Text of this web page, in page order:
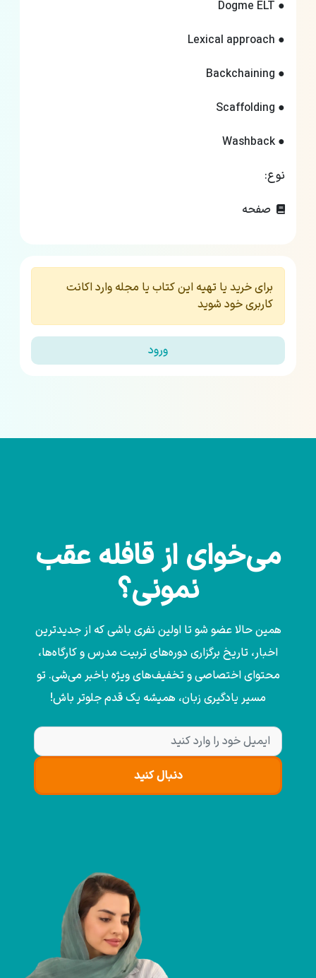
● Dogme ELT
● Lexical approach
● Backchaining
● Scaffolding
● Washback
نوع:
صفحه
برای خرید یا تهیه این کتاب یا مجله وارد اکانت
کاربری خود شوید
ورود
می‌خوای از قافله عقب
نمونی؟
همین حالا عضو شو تا اولین نفری باشی که از جدیدترین
اخبار، تاریخ برگزاری دوره‌های تربیت مدرس و کارگاه‌ها،
محتوای اختصاصی و تخفیف‌های ویژه باخبر می‌شی. تو
مسیر یادگیری زبان، همیشه یک قدم جلوتر باش!
دنبال کنید